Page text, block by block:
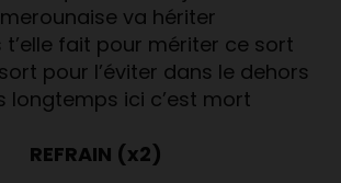
va hériter
t’elle fait pour mériter ce sort
pour l’éviter dans le dehors
longtemps ici c’est mort
REFRAIN (x2)